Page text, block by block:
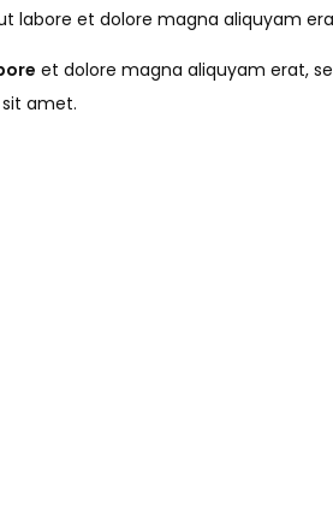
labore et dolore magna aliquyam
et dolore magna aliquyam erat,
amet.